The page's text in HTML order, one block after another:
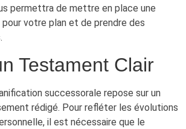
permettra de mettre en place une
votre plan et de prendre des
Testament Clair
successorale repose sur un
rédigé. Pour refléter les évolutions
il est nécessaire que le